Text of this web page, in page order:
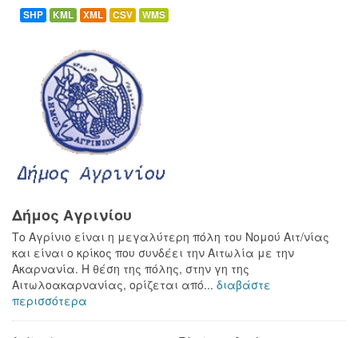
SHP KML XML CSV WMS
Δήμος Αγρινίου
Το Αγρίνιο είναι η μεγαλύτερη πόλη του Νομού Αιτ/νίας
και είναι ο κρίκος που συνδέει την Αιτωλία με την
Ακαρνανία. Η θέση της πόλης, στην γη της
Αιτωλοακαρνανίας, ορίζεται από... διαβάστε
περισσότερα